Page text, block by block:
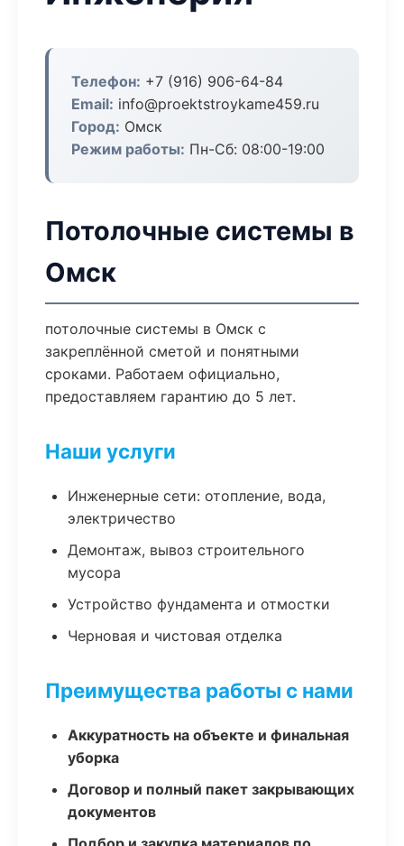
Телефон: +7 (916) 906-64-84
Email: info@proektstroykame459.ru
Город: Омск
Режим работы: Пн-Сб: 08:00-19:00
Потолочные системы в
Омск
потолочные системы в Омск с
закреплённой сметой и понятными
сроками. Работаем официально,
предоставляем гарантию до 5 лет.
Наши услуги
Инженерные сети: отопление, вода,
электричество
Демонтаж, вывоз строительного
мусора
Устройство фундамента и отмостки
Черновая и чистовая отделка
Преимущества работы с нами
Аккуратность на объекте и финальная
уборка
Договор и полный пакет закрывающих
документов